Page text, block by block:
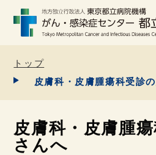
トップ
皮膚科・皮膚腫瘍科受診
皮膚科・皮膚腫
さんへ